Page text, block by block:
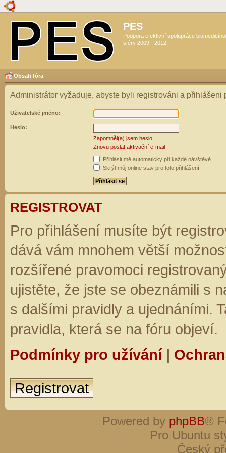
PES
Podpora efektivní spolupráce
sféry 2009 - 2012
Obsah fóra
Administrátor vyžaduje, abyste byli registrováni a přihlášeni
Uživatelské jméno:
Heslo:
Zapomněl(a) jsem heslo
Znovu poslat aktivační e-mail
Přihlásit mě automaticky při každé návštěvě
Skrýt můj online stav pro toto přihlášení
REGISTROVAT
Pro přihlášení musíte být
dává vám mnohem větší
rozšířené pravomoci
ujistěte, že jste se obeznámili s
s dalšími pravidly a ujednáními.
pravidla, která se na fóru objeví.
Podmínky pro užívání|
Registrovat
Powered by phpBB®
Pro Ubuntu
Český